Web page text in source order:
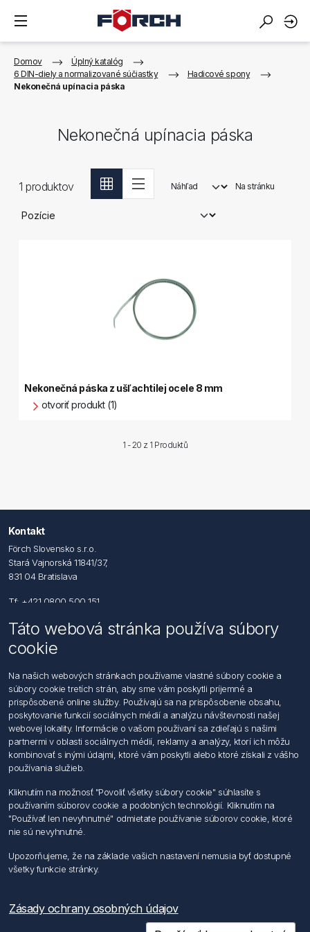
Domov
Úplný katalóg
6 DIN-diely a normalizované súčiastky
Hadicové spony
Nekonečná upínacia páska
Nekonečná upínacia páska
1 produktov Náhľad Na stránku
Nekonečná páska z ušľachtilej ocele 8 mm
otvoriť produkt (1)
1 - 20 z 1 Produktů
Kontakt
Förch Slovensko s.r.o.
Stará Vajnorská 11841/37,
831 04 Bratislava
Tf: +421 0800 500 151
Email: office@foerch.sk
Kontaktujte nás
Informácie
Imprint
Vyhlásenie k ochrane údajov
Všeobecné dodacie a obchodné podmienky
Obchodný zástupca
Môj účet
Môj účet
Objednávky
Adresy
Táto webová stránka používa súbory
cookie
Na našich webových stránkach používame vlastné súbory cookie a
súbory cookie tretích strán, aby sme vám poskytli príjemné a
prispôsobené online služby. Používajú sa na prispôsobenie obsahu,
poskytovanie funkcií sociálnych médií a analýzu návštevnosti našej
webovej lokality. Informácie o vašom používaní sa zdieľajú s našimi
partnermi v oblasti sociálnych médií, reklamy a analýzy, ktorí ich môžu
kombinovať s inými údajmi, ktoré vám poskytli alebo ktoré získali z vášho
používania služieb.
Kliknutím na možnosť "Povoliť všetky súbory cookie" súhlasíte s
používaním súborov cookie a podobných technológií. Kliknutím na
"Používať len nevyhnutné" odmietate používanie súborov cookie, ktoré
nie sú nevyhnutné.
Upozorňujeme, že na základe vašich nastavení nemusia byť dostupné
všetky funkcie stránky.
Zásady ochrany osobných údajov